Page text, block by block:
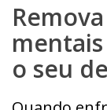
o seu